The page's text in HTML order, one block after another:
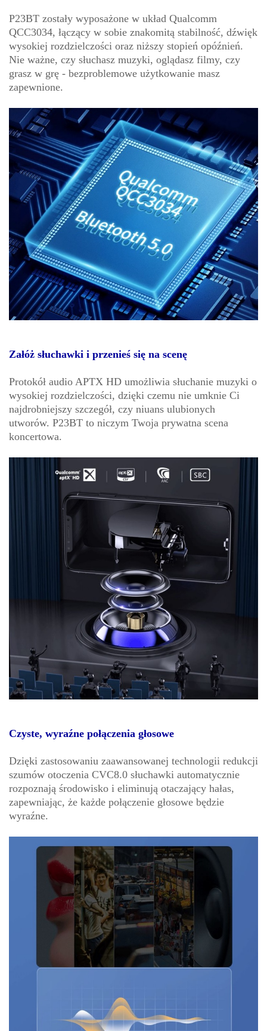
P23BT zostały wyposażone w układ Qualcomm
QCC3034, łączący w sobie znakomitą stabilność, dźwięk
wysokiej rozdzielczości oraz niższy stopień opóźnień.
Nie ważne, czy słuchasz muzyki, oglądasz filmy, czy
grasz w grę - bezproblemowe użytkowanie masz
zapewnione.
Załóż słuchawki i przenieś się na scenę
Protokół audio APTX HD umożliwia słuchanie muzyki o
wysokiej rozdzielczości, dzięki czemu nie umknie Ci
najdrobniejszy szczegół, czy niuans ulubionych
utworów. P23BT to niczym Twoja prywatna scena
koncertowa.
Czyste, wyraźne połączenia głosowe
Dzięki zastosowaniu zaawansowanej technologii redukcji
szumów otoczenia CVC8.0 słuchawki automatycznie
rozpoznają środowisko i eliminują otaczający hałas,
zapewniając, że każde połączenie głosowe będzie
wyraźne.